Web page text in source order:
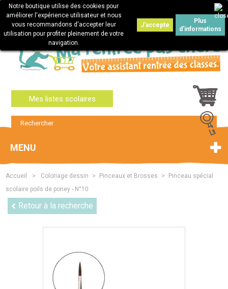
Connexion
Mes listes scolaires
Notre boutique utilise des cookies pour
améliorer l'expérience utilisateur et nous
vous recommandons d'accepter leur
utilisation pour profiter pleinement de votre
navigation.
J'accepte
Plus
d'informations
MENU
Accueil > Coloriage dessin > Pinceaux et Brosses >
Pinceau spécial
scolaire poils de poney - N°10
Retour à la recherche